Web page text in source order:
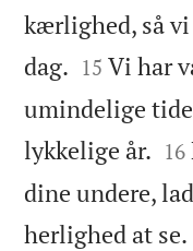
kærlighed, så
dag. 

15 Vi har
umindelige
lykkelige år. 

16
dine undere,
herlighed at se.